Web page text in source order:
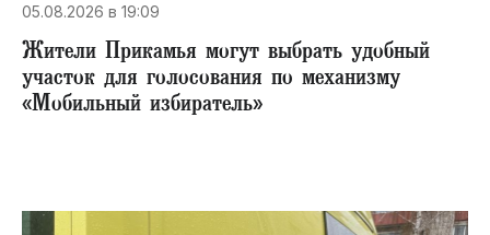
05.08.2026 в 19:09
Жители Прикамья могут выбрать удобный
участок для голосования по механизму
«Мобильный избиратель»